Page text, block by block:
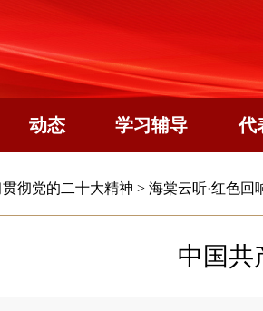
动态 学习辅导 代
彻党的二十大精神 > 海棠云听·红色回
中国共